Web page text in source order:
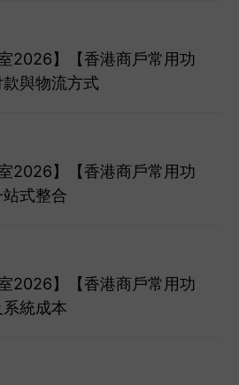
室2026】【香港商戶常用功
與物流方式
室2026】【香港商戶常用功
式整合
室2026】【香港商戶常用功
統成本